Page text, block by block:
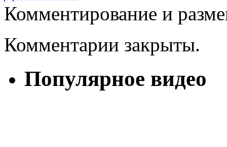
Комментирование и
Комментарии закрыты.
Популярное видео